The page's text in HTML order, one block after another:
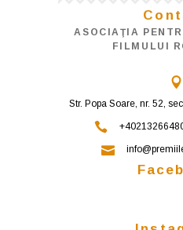
ASOCIAŢIA
FILMULUI
Str. Popa Soare, nr. 52,